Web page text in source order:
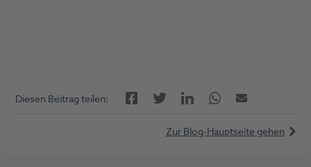
Diesen Beitrag teilen: FacebookTwitterLinkedInTwitterE-Mail
Zur Blog-Hauptseite gehen